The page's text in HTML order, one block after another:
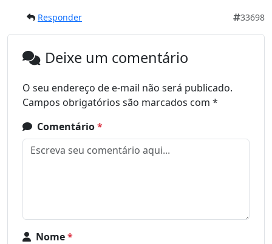
Responder 33698
Deixe um comentário
O seu endereço de e-mail não será publicado.
Campos obrigatórios são marcados com *
Comentário*
Nome*